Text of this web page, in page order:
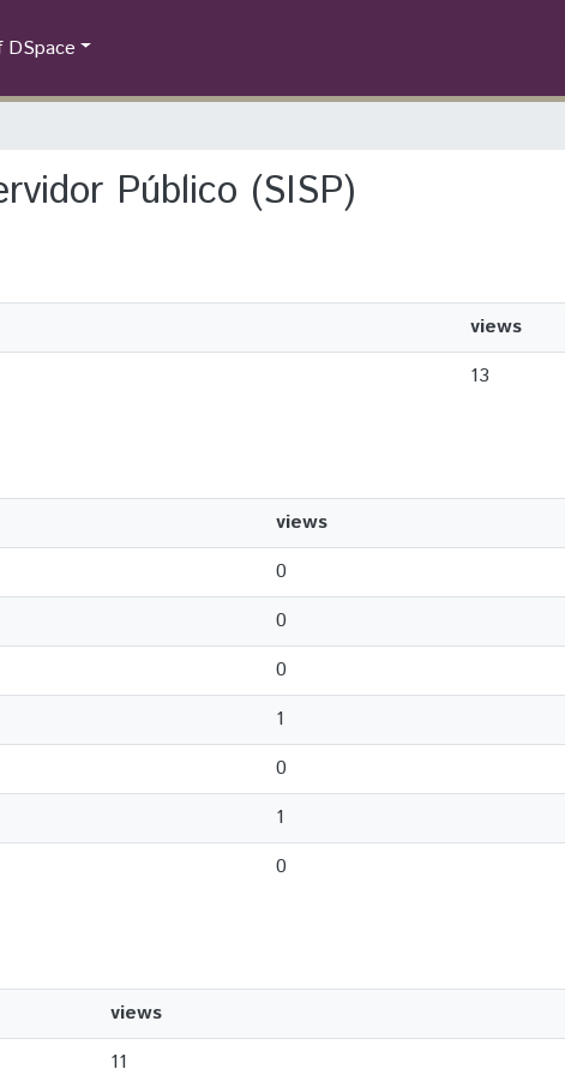
DSpace
Público (SISP)
views
13
views
0
0
0
1
0
1
0
views
11